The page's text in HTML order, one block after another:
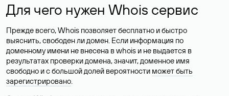
Для чего нужен Whois сервис
Прежде всего, Whois позволяет бесплатно и быстро
выяснить, свободен ли домен. Если информация по
доменному имени не внесена в whois и не выдается в
результатах проверки домена, значит, доменное имя
свободно и с большой долей вероятности может быть
зарегистрировано.